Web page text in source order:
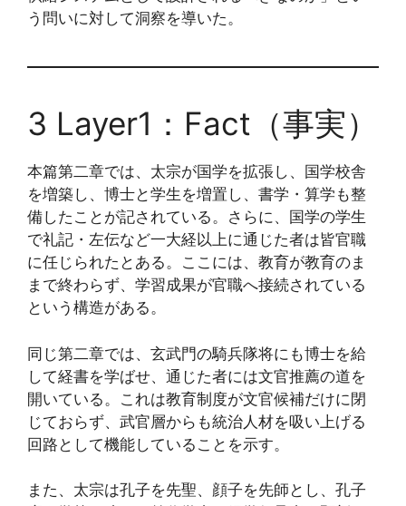
う問いに対して洞察を導いた。
3 Layer1：Fact（事実）
本篇第二章では、太宗が国学を拡張し、国学校舎
を増築し、博士と学生を増置し、書学・算学も整
備したことが記されている。さらに、国学の学生
で礼記・左伝など一大経以上に通じた者は皆官職
に任じられたとある。ここには、教育が教育のま
まで終わらず、学習成果が官職へ接続されている
という構造がある。
同じ第二章では、玄武門の騎兵隊将にも博士を給
して経書を学ばせ、通じた者には文官推薦の道を
開いている。これは教育制度が文官候補だけに閉
じておらず、武官層からも統治人材を吸い上げる
回路として機能していることを示す。
また、太宗は孔子を先聖、顔子を先師とし、孔子